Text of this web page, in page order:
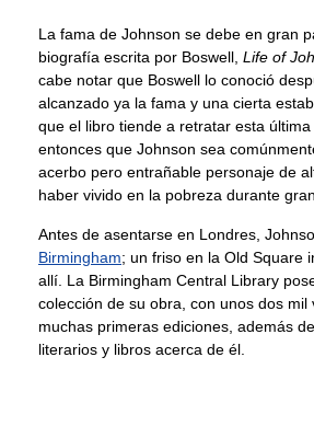
La fama de Johnson se debe en gran
biografía escrita por Boswell, Life of
cabe notar que Boswell lo conoció
alcanzado ya la fama y una cierta
que el libro tiende a retratar esta
entonces que Johnson sea
acerbo pero entrañable personaje de
haber vivido en la pobreza durante
Antes de asentarse en Londres,
Birmingham; un friso en la Old Square
allí. La Birmingham Central Library
colección de su obra, con unos dos mil
muchas primeras ediciones, además
literarios y libros acerca de él.